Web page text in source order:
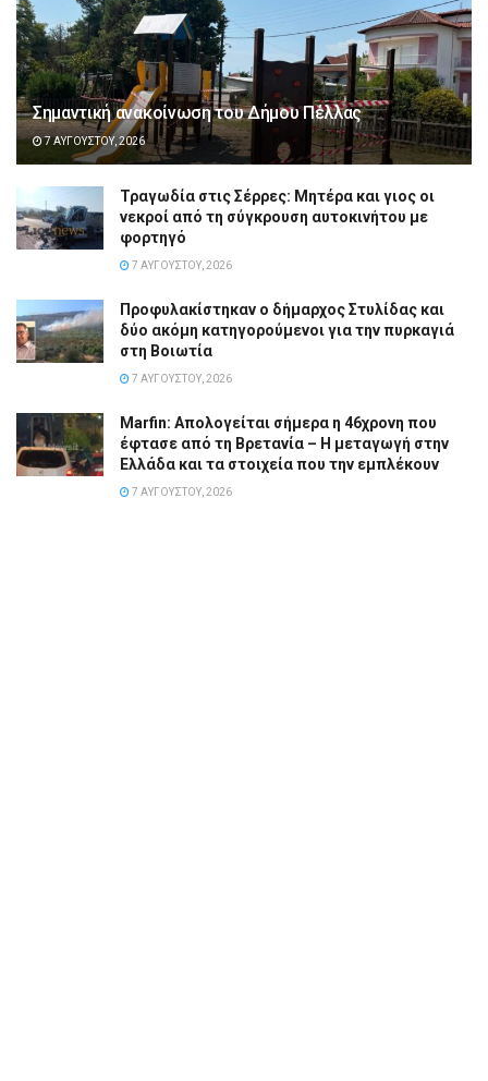
Σημαντική ανακοίνωση του Δήμου Πέλλας
7 ΑΥΓΟΎΣΤΟΥ, 2026
Τραγωδία στις Σέρρες: Μητέρα και γιος οι
νεκροί από τη σύγκρουση αυτοκινήτου με
φορτηγό
7 ΑΥΓΟΎΣΤΟΥ, 2026
Προφυλακίστηκαν ο δήμαρχος Στυλίδας και
δύο ακόμη κατηγορούμενοι για την πυρκαγιά
στη Βοιωτία
7 ΑΥΓΟΎΣΤΟΥ, 2026
Marfin: Απολογείται σήμερα η 46χρονη που
έφτασε από τη Βρετανία – Η μεταγωγή στην
Ελλάδα και τα στοιχεία που την εμπλέκουν
7 ΑΥΓΟΎΣΤΟΥ, 2026